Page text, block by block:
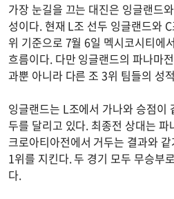
가장 눈길을 끄는 대진은 잉글랜드
성이다. 현재 L조 선두 잉글랜드와
위 기준으로 7월 6일 멕시코시티에
흐름이다. 다만 잉글랜드의 파나마
과뿐 아니라 다른 조 3위 팀들의 성
잉글랜드는 L조에서 가나와 승점이
두를 달리고 있다. 최종전 상대는
크로아티아전에서 거두는 결과와
1위를 지킨다. 두 경기 모두 무승부
다.